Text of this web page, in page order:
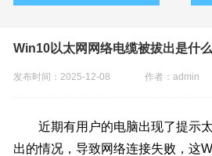
Win10以太网网络电缆被拔出是什
发布时间：2025-12-08 作者：admin
近期有用户的电脑出现了提示太
出的情况，导致网络连接失败，这